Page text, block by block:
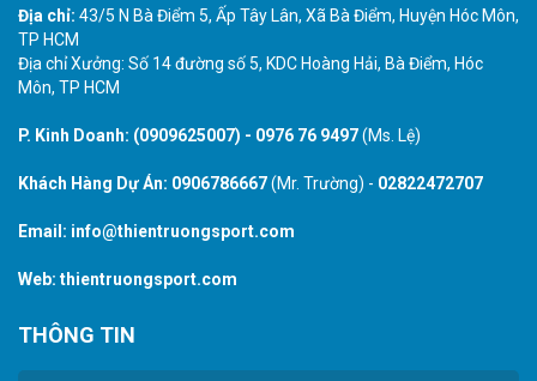
Địa chỉ: 43/5 N Bà Điểm 5, Ấp Tây Lân, Xã Bà Điểm, Huyện Hóc Môn,
TP HCM
Địa chỉ Xưởng: Số 14 đường số 5, KDC Hoàng Hải, Bà Điểm, Hóc
Môn, TP HCM
P. Kinh Doanh: (0909625007) - 0976 76 9497(Ms. Lệ)
Khách Hàng Dự Án: 0906786667(Mr. Trường) - 02822472707
Email: info@thientruongsport.com
Web: thientruongsport.com
THÔNG TIN